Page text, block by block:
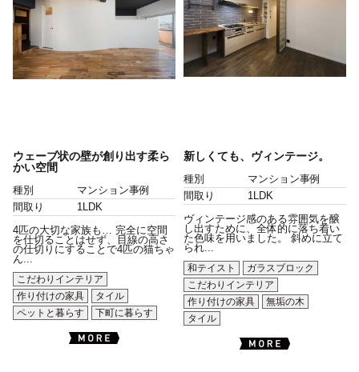
ウェーブ状の壁が創り出す柔ら
かい空間
種別
マンション事例
間取り
1LDK
4匹の大切な家族も… 完全に空間
を仕切ることはせず、目線の高さ
の仕切りにすることで4匹の猫ちゃ
ん...
こだわりインテリア
作り付けの家具
タイル
ペットと暮らす
下町に暮らす
新しくても、ヴィンテージ。
種別
マンション事例
間取り
1LDK
ヴィンテージ感のある雰囲気を醸
し出すために、全体的に落ち着い
た色味を用いました。 斜めに立て
られ...
和テイスト
ガラスブロック
こだわりインテリア
作り付けの家具
無垢の木
タイル